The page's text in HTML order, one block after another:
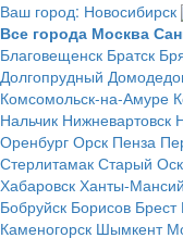
Ваш город: Новосибирск
Все города Москва
Благовещенск Братск
Долгопрудный
Комсомольск-на-Амуре
Нальчик Нижневартовск
Оренбург Орск Пенза
Стерлитамак Старый
Хабаровск Ханты-
Бобруйск Борисов Брест
Каменогорск Шымкент